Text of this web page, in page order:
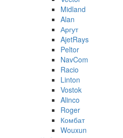
Midland
Alan
Аргут
AjetRays
Peltor
NavCom
Racio
Linton
Vostok
Alinco
Roger
Комбат
Wouxun